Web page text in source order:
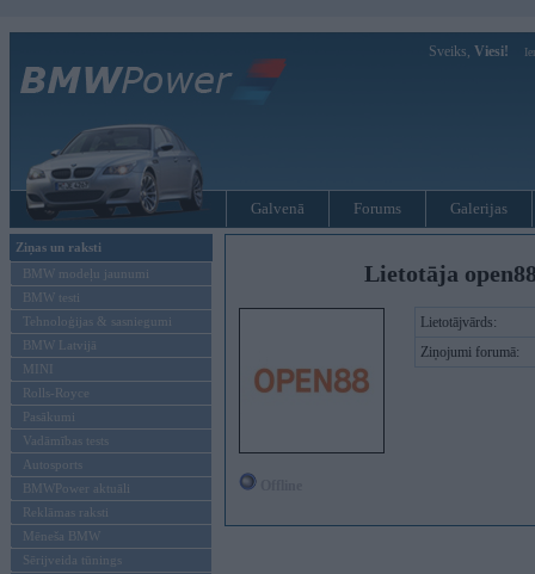
Sveiks, Viesi!
Galvenā Forums Galerijas
Ziņas un raksti
BMW modeļu jaunumi
BMW testi
Tehnoloģijas & sasniegumi
BMW Latvijā
MINI
Rolls-Royce
Pasākumi
Vadāmības tests
Autosports
BMWPower aktuāli
Reklāmas raksti
Mēneša BMW
Sērijveida tūnings
Lietotāja
Lietotājvārds:
Ziņojumi forumā: